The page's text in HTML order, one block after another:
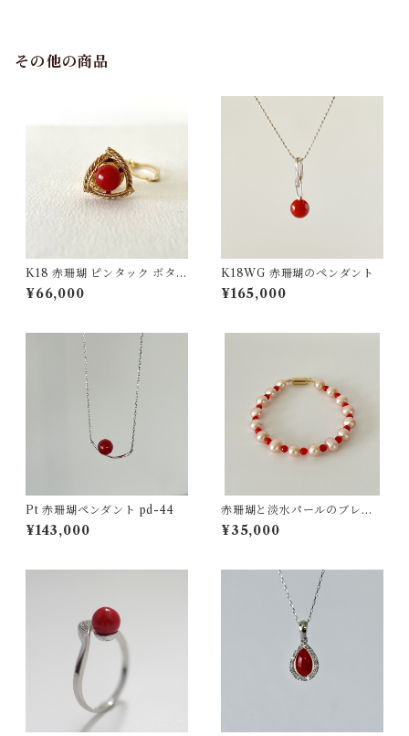
その他の商品
K18 赤珊瑚 ピンタック ボタン
チェーン付 fb-43
¥66,000
K18WG 赤珊瑚のペンダント
¥165,000
Pt 赤珊瑚ペンダント pd-44
¥143,000
赤珊瑚と淡水パールのブレス
レット ts−16
¥35,000